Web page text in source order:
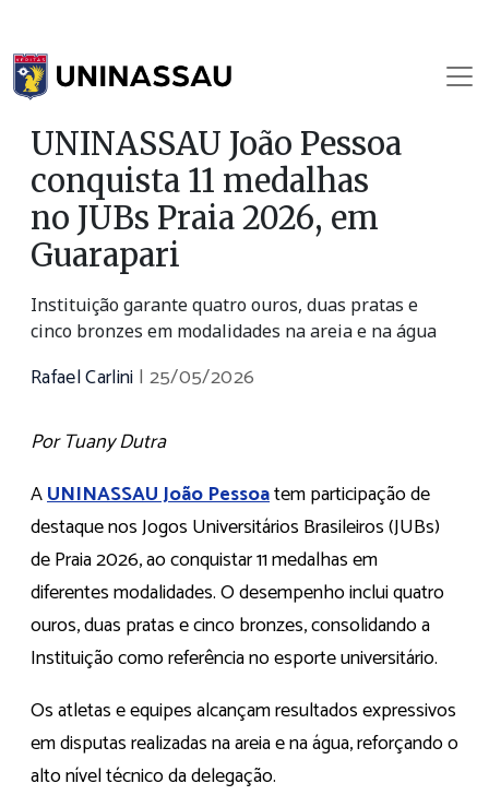
UNINASSAU João Pessoa
conquista 11 medalhas
no JUBs Praia 2026, em
Guarapari
Instituição garante quatro ouros, duas pratas e
cinco bronzes em modalidades na areia e na água
Rafael Carlini | 25/05/2026
Por Tuany Dutra
AUNINASSAU João Pessoatem participação de
destaque nos Jogos Universitários Brasileiros (JUBs)
de Praia 2026, ao conquistar 11 medalhas em
diferentes modalidades. O desempenho inclui quatro
ouros, duas pratas e cinco bronzes, consolidando a
Instituição como referência no esporte universitário.
Os atletas e equipes alcançam resultados expressivos
em disputas realizadas na areia e na água, reforçando o
alto nível técnico da delegação.